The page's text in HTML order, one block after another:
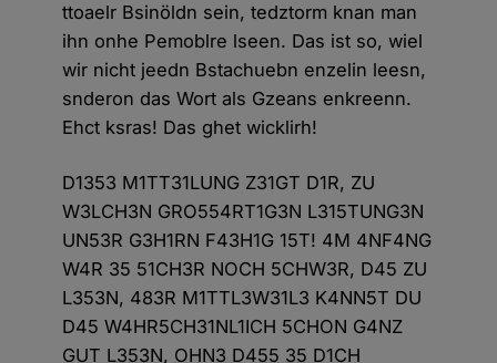
ttoaelr Bsinöldn sein, tedztorm knan man
ihn onhe Pemoblre lseen. Das ist so, wiel
wir nicht jeedn Bstachuebn enzelin leesn,
snderon das Wort als Gzeans enkreenn.
Ehct ksras! Das ghet wicklirh!
D1353 M1TT31LUNG Z31GT D1R, ZU
W3LCH3N GRO554RT1G3N L315TUNG3N
UN53R G3H1RN F43H1G 15T! 4M 4NF4NG
W4R 35 51CH3R NOCH 5CHW3R, D45 ZU
L353N, 483R M1TTL3W31L3 K4NN5T DU
D45 W4HR5CH31NL1ICH 5CHON G4NZ
GUT L353N, OHN3 D455 35 D1CH